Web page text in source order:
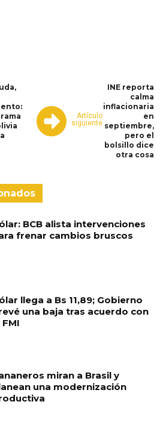
Artículo
siguiente
INE reporta
calma
inflacionaria
en
septiembre,
pero el
bolsillo dice
otra cosa
BCB alista intervenciones
frenar cambios bruscos
llega a Bs 11,89; Gobierno
una baja tras acuerdo con
FMI
miran a Brasil y
una modernización